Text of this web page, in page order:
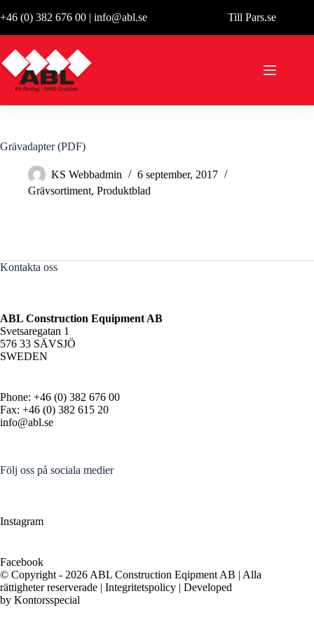
till
+46 (0) 382 676 00 | info@abl.se Till Pars.se
Grävadapter (PDF)
KS Webbadmin
6 september, 2017
Grävsortiment, Produktblad
Kontakta oss
ABL Construction Equipment AB
Svetsaregatan 1
576 33 SÄVSJÖ
SWEDEN
Phone: +46 (0) 382 676 00
Fax: +46 (0) 382 615 20
info@abl.se
Följ oss på sociala medier
Instagram
Facebook
© Copyright - 2026 ABL Construction Eqipment AB | Alla
rättigheter reserverade | Integritetspolicy | Developed
by Kontorsspecial